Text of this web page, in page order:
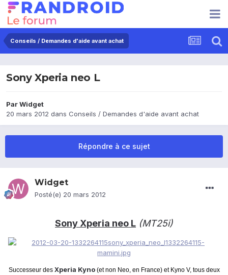
Conseils / Demandes d'aide avant achat
Sony Xperia neo L
ParWidget
20 mars 2012 dans Conseils / Demandes d'aide avant achat
Répondre à ce sujet
Widget
Posté(e) 20 mars 2012
Sony Xperia neo L (MT25i)
Successeur des Xperia Kyno (et non Neo, en France) et Kyno V, tous deux